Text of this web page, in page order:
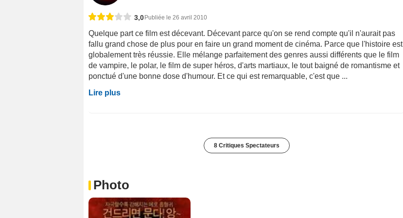
3,0 Publiée le 26 avril 2010
Quelque part ce film est décevant. Décevant parce qu'on se rend compte qu'il n'aurait pas
fallu grand chose de plus pour en faire un grand moment de cinéma. Parce que l'histoire est
globalement très réussie. Elle mélange parfaitement des genres aussi différents que le film
de vampire, le polar, le film de super héros, d'arts martiaux, le tout baigné de romantisme et
ponctué d'une bonne dose d'humour. Et ce qui est remarquable, c'est que ...
Lire plus
8 Critiques Spectateurs
Photo